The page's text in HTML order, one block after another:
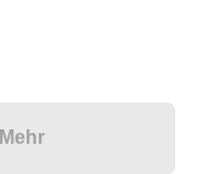
Mehr